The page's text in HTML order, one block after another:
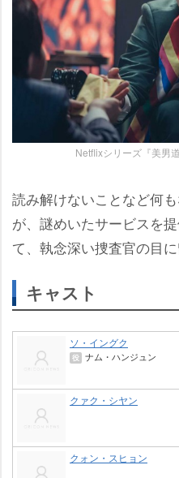
Netflixシリーズ『美男
読み解けないことなど何
が、謎めいたサービスを
て、執念深い捜査官の目
キャスト
ソ・イングク
役 ナム・ハンジュン
クァク・シヤン
クォン・スヒョン